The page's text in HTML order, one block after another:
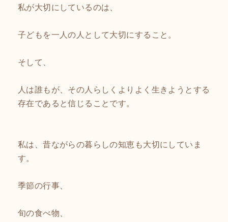
私が大切にしているのは、
子どもを一人の人として大切にすること。
そして、
人は誰もが、その人らしくよりよく生きようとする
存在であると信じることです。
私は、昔ながらの暮らしの知恵も大切にしていま
す。
季節の行事、
旬の食べ物、